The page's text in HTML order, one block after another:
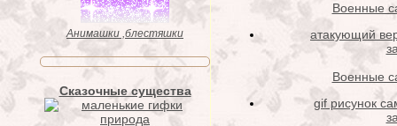
Анимашки ,блестяшки
Сказочные существа
Военные
атакующий
Военные
gif рисунок